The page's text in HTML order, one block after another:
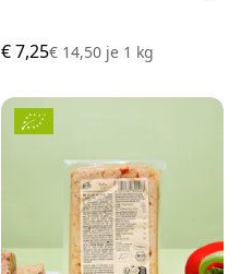
€ 7,25€ 14,50 je 1 kg